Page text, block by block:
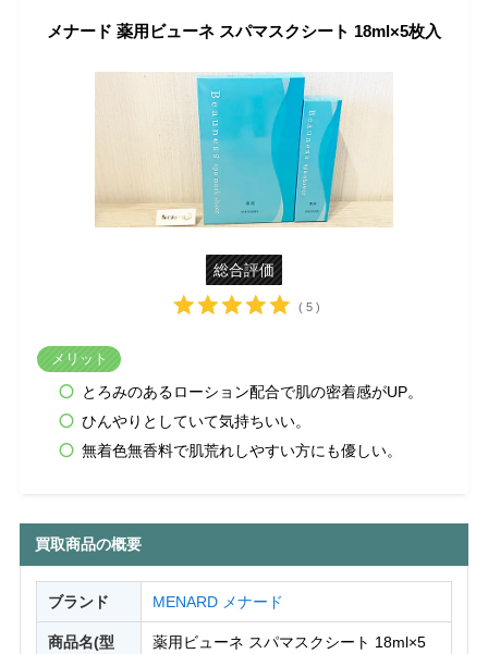
メナード 薬用ビューネ スパマスクシート 18ml×5枚入
総合評価
( 5 )
メリット
とろみのあるローション配合で肌の密着感がUP。
ひんやりとしていて気持ちいい。
無着色無香料で肌荒れしやすい方にも優しい。
買取商品の概要
ブランド MENARD メナード
商品名(型
薬用ビューネ スパマスクシート 18ml×5